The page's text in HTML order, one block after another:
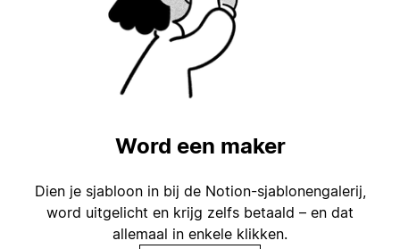
Word een maker
Dien je sjabloon in bij de Notion-sjablonengalerij,
word uitgelicht en krijg zelfs betaald – en dat
allemaal in enkele klikken.